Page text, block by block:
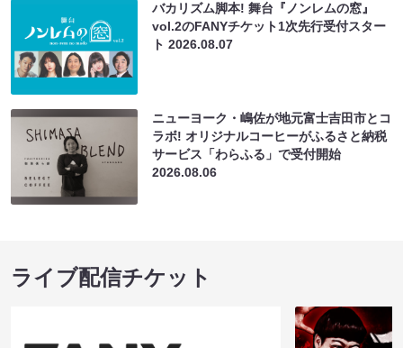
バカリズム脚本! 舞台『ノンレムの窓』
vol.2のFANYチケット1次先行受付スター
ト2026.08.07
ニューヨーク・嶋佐が地元富士吉田市とコ
ラボ! オリジナルコーヒーがふるさと納税
サービス「わらふる」で受付開始
2026.08.06
ライブ配信チケット